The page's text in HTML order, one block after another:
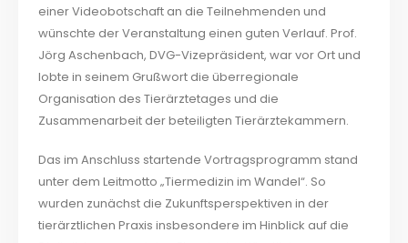
einer Videobotschaft an die Teilnehmenden und
wünschte der Veranstaltung einen guten Verlauf. Prof.
Jörg Aschenbach, DVG-Vizepräsident, war vor Ort und
lobte in seinem Grußwort die überregionale
Organisation des Tierärztetages und die
Zusammenarbeit der beteiligten Tierärztekammern.
Das im Anschluss startende Vortragsprogramm stand
unter dem Leitmotto „Tiermedizin im Wandel“. So
wurden zunächst die Zukunftsperspektiven in der
tierärztlichen Praxis insbesondere im Hinblick auf die